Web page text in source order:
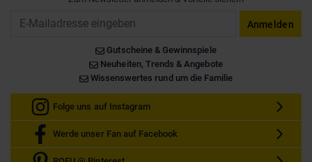
Anmelden
Gutscheine & Gewinnspiele
Neuheiten, Trends & Angebote
Wissenswertes rund um die Familie
Folge uns auf Instagram
Werde unser Fan auf Facebook